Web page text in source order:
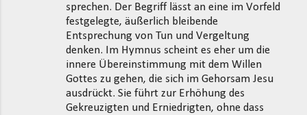
sprechen. Der Begriff lässt an eine im Vorfeld
festgelegte, äußerlich bleibende
Entsprechung von Tun und Vergeltung
denken. Im Hymnus scheint es eher um die
innere Übereinstimmung mit dem Willen
Gottes zu gehen, die sich im Gehorsam Jesu
ausdrückt. Sie führt zur Erhöhung des
Gekreuzigten und Erniedrigten, ohne dass